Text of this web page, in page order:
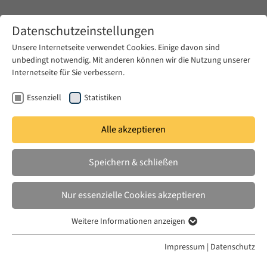
Zum Hauptinhalt springen
MI. 15 NOV. 2023|17:00–18:30
On Endings: Temporalities of
Exiled Arab Magazines in the
1980s/90s
Datenschutzeinstellungen
Unsere Internetseite verwendet Cookies. Einige davon sind
unbedingt notwendig. Mit anderen können wir die Nutzung unserer
Internetseite für Sie verbessern.
Essenziell Statistiken
Alle akzeptieren
Speichern & schließen
Nur essenzielle Cookies akzeptieren
Essenzielle Cookies werden für grundlegende Funktionen der
Weitere Informationen anzeigen
Impressum | Datenschutz